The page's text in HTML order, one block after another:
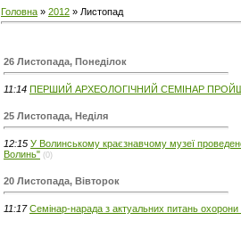
Головна » 2012 » Листопад
26 Листопада, Понеділок
11:14 ПЕРШИЙ АРХЕОЛОГІЧНИЙ СЕМІНАР
25 Листопада, Неділя
12:15 У Волинському краєзнавчому музеї
Волинь" (0)
20 Листопада, Вівторок
11:17 Семінар-нарада з актуальних питань